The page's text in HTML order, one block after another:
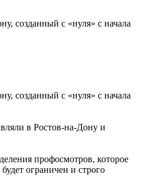
созданный с «нуля» с начала
созданный с «нуля» с начала
в Ростов-на-Дону и
профосмотров, которое
ограничен и строго